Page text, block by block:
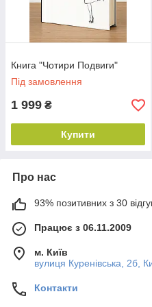
Книга "Чотири Подвиги"
Під замовлення
1 999 ₴
Купити
Про нас
93% позитивних з 30
Працює з 06.11.2009
м. Київ
вулиця Куренівська, 2б,
Контакти